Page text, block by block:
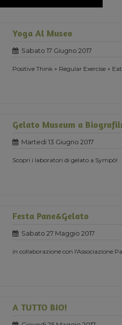
Yoga Al Museo
Sabato 17 Giugno 2017
Positive Think + Regular Exercise +
Gelato Museum a
Martedi 13 Giugno 2017
Scopri i laboratori di gelato a Sympò!
Festa Pane&Gelato
Sabato 27 Maggio 2017
in collaborazione con l'Associazione
A TUTTO BIO!